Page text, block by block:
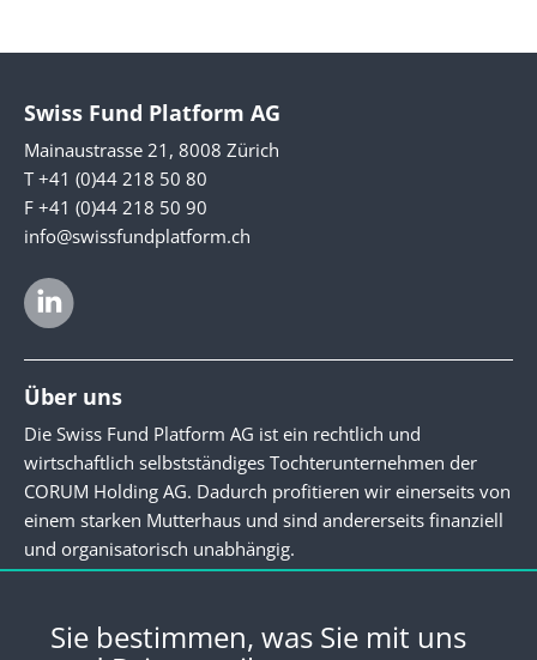
Swiss Fund Platform AG
Mainaustrasse 21, 8008 Zürich
T +41 (0)44 218 50 80
F +41 (0)44 218 50 90
info@swissfundplatform.ch
Über uns
Die Swiss Fund Platform AG ist ein rechtlich und
wirtschaftlich selbstständiges Tochterunternehmen der
CORUM Holding AG. Dadurch profitieren wir einerseits von
einem starken Mutterhaus und sind andererseits finanziell
und organisatorisch unabhängig.
Newsletter
Sie bestimmen, was Sie mit uns